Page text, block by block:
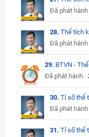
Đã phát
28. Thể tích
Đã phát
29. BTVN -
Đã phát hành :
30. Tỉ số thể
Đã phát
31. Tỉ số thể